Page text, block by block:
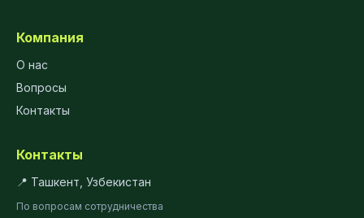
Компания
О нас
Вопросы
Контакты
Контакты
📍 Ташкент, Узбекистан
По вопросам сотрудничества